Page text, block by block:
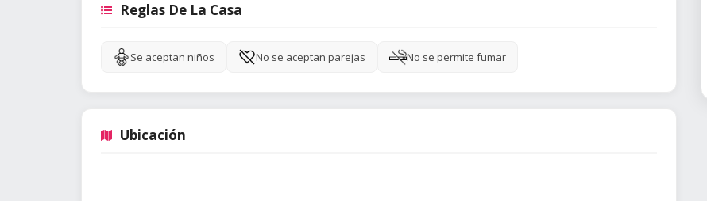
Reglas De La Casa
Se aceptan niños No se aceptan parejas No se permite fumar
Ubicación